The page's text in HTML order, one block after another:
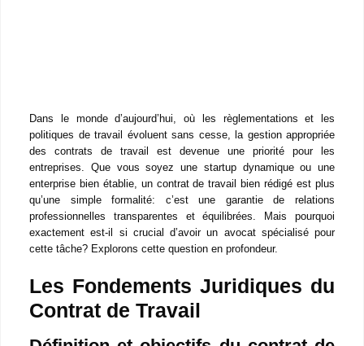
des contrats de travail est devenue une priorité pour les
entreprises. Que vous soyez une startup dynamique ou une
enterprise bien établie, un contrat de travail bien rédigé est
plus qu’une simple formalité: c’est une garantie de relations
professionnelles transparentes et équilibrées. Mais pourquoi
exactement est-il si crucial d’avoir un avocat spécialisé pour
cette tâche? Explorons cette question en profondeur.
Les Fondements Juridiques du
Contrat de Travail
Définition et objectifs du contrat de
travail